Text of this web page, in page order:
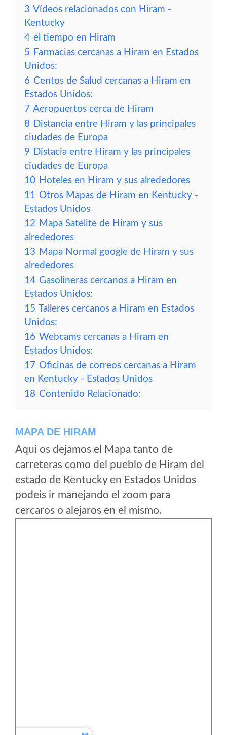
3 Vídeos relacionados con Hiram -
Kentucky
4 el tiempo en Hiram
5 Farmacias cercanas a Hiram en Estados
Unidos:
6 Centos de Salud cercanas a Hiram en
Estados Unidos:
7 Aeropuertos cerca de Hiram
8 Distancia entre Hiram y las principales
ciudades de Europa
9 Distacia entre Hiram y las principales
ciudades de Europa
10 Hoteles en Hiram y sus alrededores
11 Otros Mapas de Hiram en Kentucky -
Estados Unidos
12 Mapa Satelite de Hiram y sus
alrededores
13 Mapa Normal google de Hiram y sus
alrededores
14 Gasolineras cercanos a Hiram en
Estados Unidos:
15 Talleres cercanos a Hiram en Estados
Unidos:
16 Webcams cercanas a Hiram en
Estados Unidos:
17 Oficinas de correos cercanas a Hiram
en Kentucky - Estados Unidos
18 Contenido Relacionado:
MAPA DE HIRAM
Aqui os dejamos el Mapa tanto de
carreteras como del pueblo de Hiram del
estado de Kentucky en Estados Unidos
podeis ir manejando el zoom para
cercaros o alejaros en el mismo.